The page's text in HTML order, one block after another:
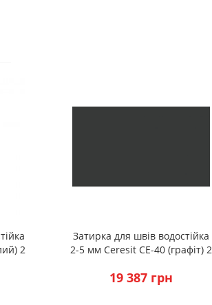
2
Затирка для швів водостійка
2-5 мм Ceresit CE-40 (графіт) 2
19 387 грн